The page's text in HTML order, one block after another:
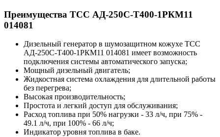
Преимущества ТСС АД-250С-Т400-1РКМ11
014081
Дизельный генератор в шумозащитном кожухе ТСС
АД-250С-Т400-1РКМ11 014081 имеет возможность
подключения системы автоматического запуска;
Мощный дизельный двигатель;
Жидкостная система охлаждения для длительной работы
без перегрева;
Высокая производительность;
Простота и легкий доступ для обслуживания;
Расход топлива при 50% нагрузки - 33 л/ч, при 75% -
49.1 л/ч, при 100% - 66 л/ч;
Индикатор уровня топлива в баке.